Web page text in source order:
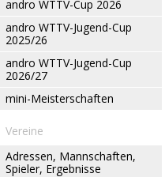
andro WTTV-Cup 2026
andro WTTV-Jugend-Cup
2025/26
andro WTTV-Jugend-Cup
2026/27
mini-Meisterschaften
Vereine
Adressen, Mannschaften,
Spieler, Ergebnisse